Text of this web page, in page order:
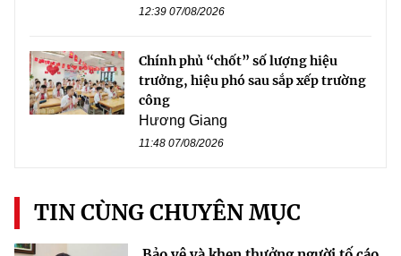
12:39 07/08/2026
Chính phủ “chốt” số lượng hiệu
trưởng, hiệu phó sau sắp xếp trường
công
Hương Giang
11:48 07/08/2026
TIN CÙNG CHUYÊN MỤC